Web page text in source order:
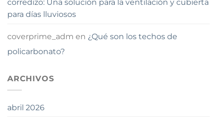
corredizo: Una solución para la ventilación y cubierta
para días lluviosos
coverprime_adm en ¿Qué son los techos de
policarbonato?
ARCHIVOS
abril 2026